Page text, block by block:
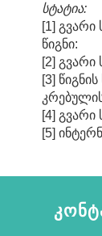
სტატია:
[1] გვარი
წიგნი:
[2] გვარი
[3]
[4] გვარი
[5]